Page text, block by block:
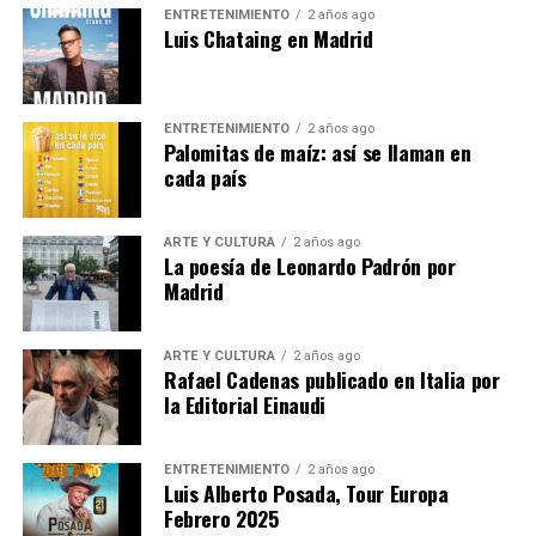
momento en que estará
acompañado por los escritores Karina Sáinz Borgo
y Juan Carlos Méndez Guédez,
escritura y la manera de entender la
poesía que signa el trabajo del autor caraqueño.
Las entradas están agotadas.
Se puede seguir en :
Presentación del libro «La difícil belleza de las
esquinas», de Leonardo Padrón
Emisión en directo | Instituto Cervantes
Nota
Post Views: 1.179
ENTRETENIMIENTO 2 años ago
Luis Chataing en Madrid
ENTRETENIMIENTO 2 años ago
Palomitas de maíz: así se llaman en
cada país
ARTE Y CULTURA 2 años ago
La poesía de Leonardo Padrón por
Madrid
ARTE Y CULTURA 2 años ago
Rafael Cadenas publicado en Italia por
la Editorial Einaudi
ENTRETENIMIENTO 2 años ago
Luis Alberto Posada, Tour Europa
Febrero 2025